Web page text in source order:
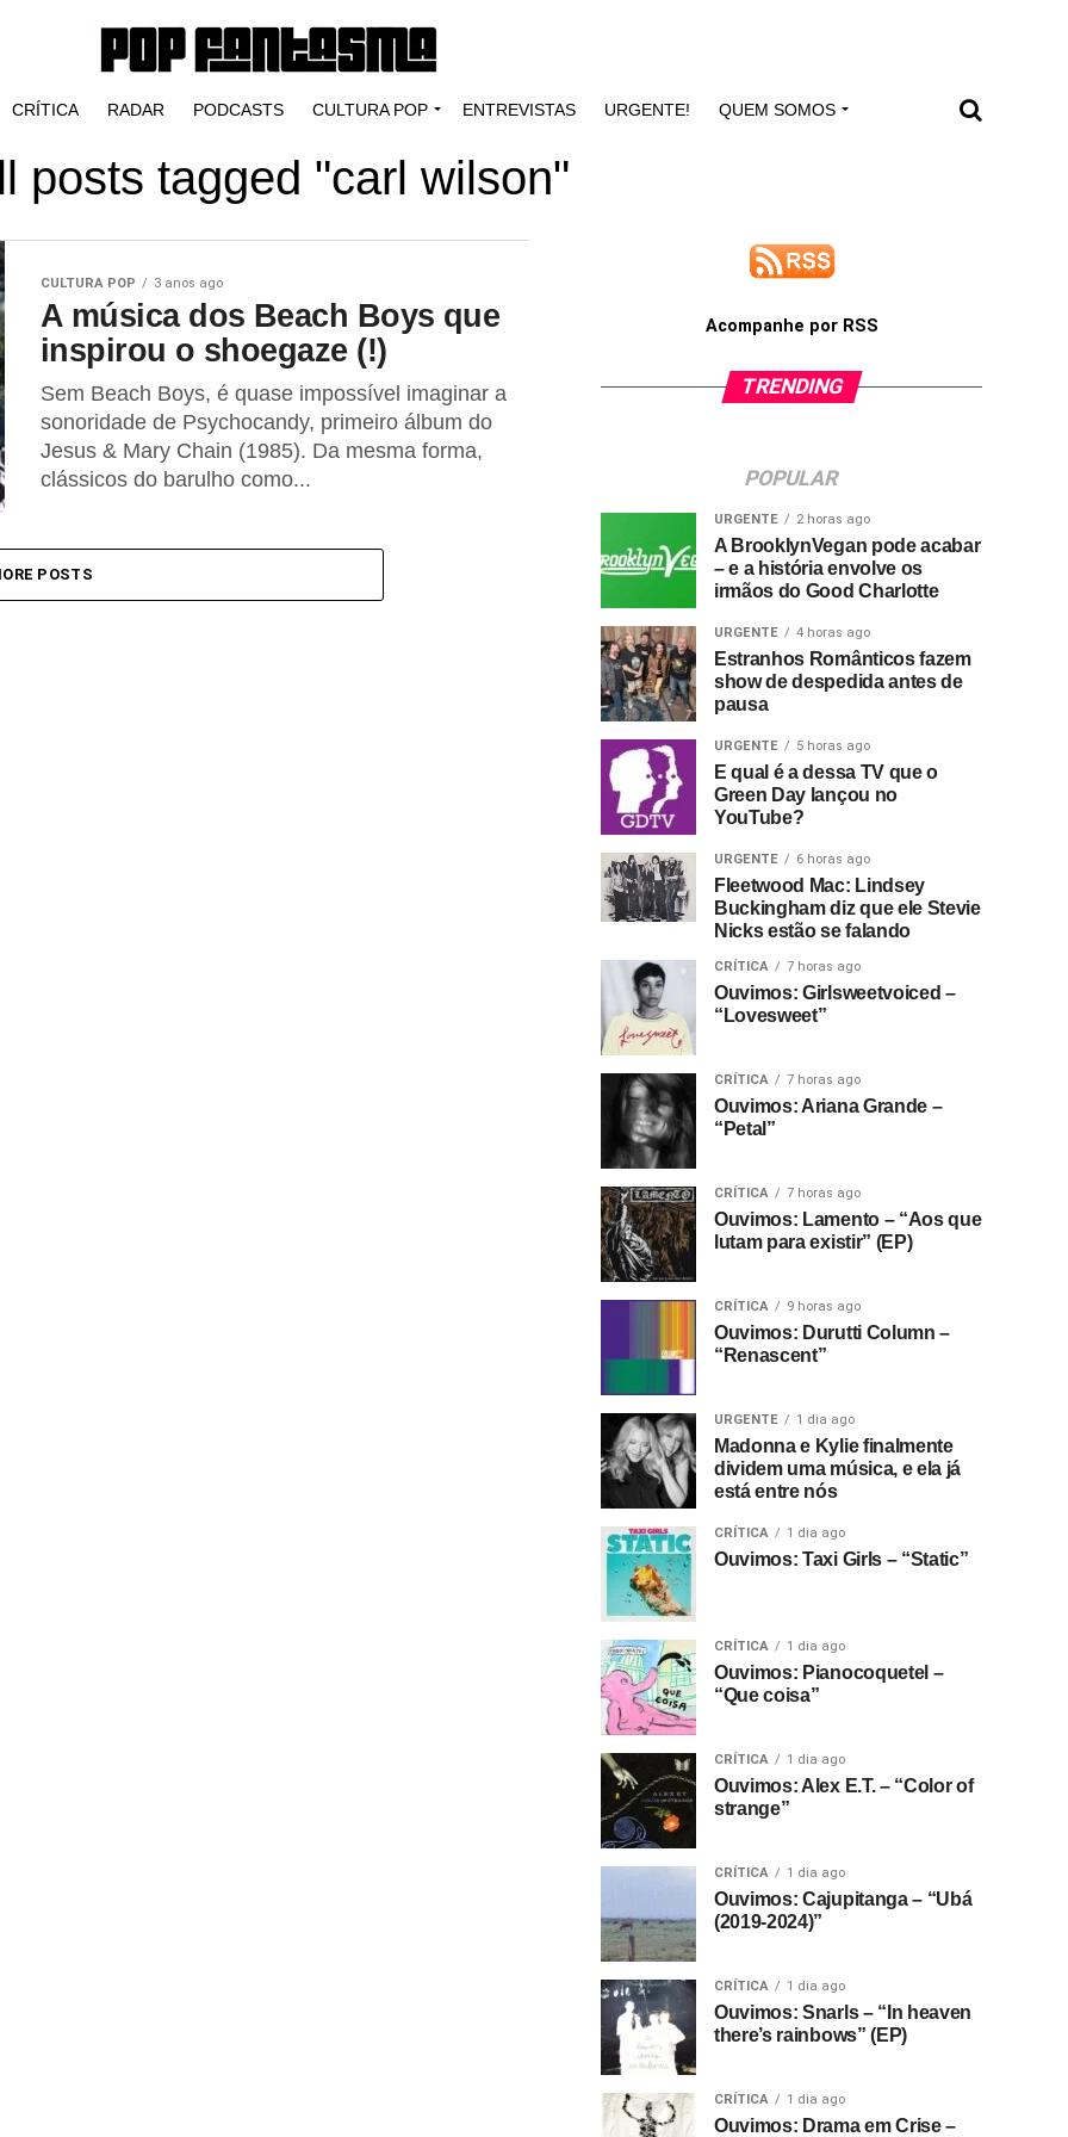
CRÍTICA RADAR PODCASTS CULTURA POP ENTREVISTAS URGENTE! QUEM SOMOS
posts tagged "carl wilson"
CULTURA POP 3 anos ago
A música dos Beach Boys que
inspirou o shoegaze (!)
Sem Beach Boys, é quase impossível imaginar a
sonoridade de Psychocandy, primeiro álbum do
Jesus & Mary Chain (1985). Da mesma forma,
clássicos do barulho como...
POSTS
Acompanhe por RSS
TRENDING
POPULAR
URGENTE 2 horas ago
A BrooklynVegan pode acabar
– e a história envolve os
irmãos do Good Charlotte
URGENTE 4 horas ago
Estranhos Românticos fazem
show de despedida antes de
pausa
URGENTE 5 horas ago
E qual é a dessa TV que o
Green Day lançou no
YouTube?
URGENTE 6 horas ago
Fleetwood Mac: Lindsey
Buckingham diz que ele Stevie
Nicks estão se falando
CRÍTICA 7 horas ago
Ouvimos: Girlsweetvoiced –
“Lovesweet”
CRÍTICA 7 horas ago
Ouvimos: Ariana Grande –
“Petal”
CRÍTICA 7 horas ago
Ouvimos: Lamento – “Aos que
lutam para existir” (EP)
CRÍTICA 9 horas ago
Ouvimos: Durutti Column –
“Renascent”
URGENTE 1 dia ago
Madonna e Kylie finalmente
dividem uma música, e ela já
está entre nós
CRÍTICA 1 dia ago
Ouvimos: Taxi Girls – “Static”
CRÍTICA 1 dia ago
Ouvimos: Pianocoquetel –
“Que coisa”
CRÍTICA 1 dia ago
Ouvimos: Alex E.T. – “Color of
strange”
CRÍTICA 1 dia ago
Ouvimos: Cajupitanga – “Ubá
(2019-2024)”
CRÍTICA 1 dia ago
Ouvimos: Snarls – “In heaven
there’s rainbows” (EP)
CRÍTICA 1 dia ago
Ouvimos: Drama em Crise –